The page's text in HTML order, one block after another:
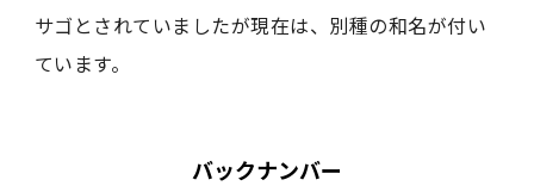
サゴとされていましたが現在は、別種の和名が付い
ています。
バックナンバー